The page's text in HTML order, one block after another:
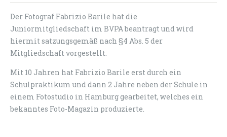
Der Fotograf Fabrizio Barile hat die
Juniormitgliedschaft im BVPA beantragt und wird
hiermit satzungsgemäß nach §4 Abs. 5 der
Mitgliedschaft vorgestellt.
Mit 10 Jahren hat Fabrizio Barile erst durch ein
Schulpraktikum und dann 2 Jahre neben der Schule in
einem Fotostudio in Hamburg gearbeitet, welches ein
bekanntes Foto-Magazin produzierte.